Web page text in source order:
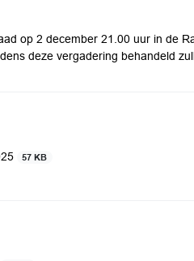
op 2 december 21.00 uur in de
deze vergadering behandeld
57 KB